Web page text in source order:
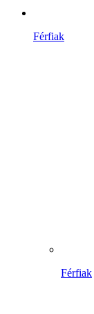
Férfiak
Férfiak